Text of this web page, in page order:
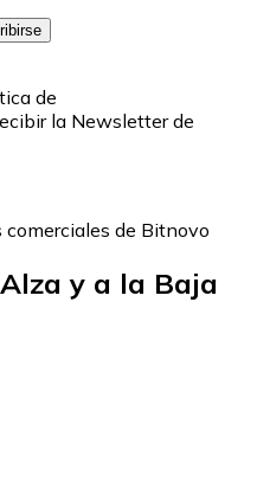
de
la Newsletter de
de Bitnovo
y a la Baja